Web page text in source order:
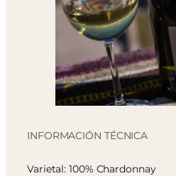
INFORMACIÓN TÉCNICA
Varietal: 100% Chardonnay